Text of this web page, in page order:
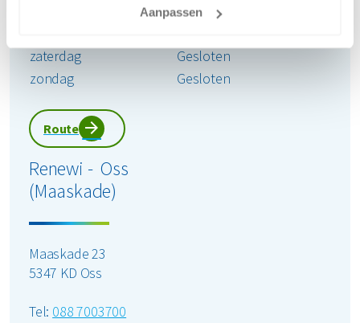
Aanpassen08:00 - 17:00
zaterdag
Gesloten
zondag
Gesloten
Route
Renewi - Oss
(Maaskade)
Maaskade 23
5347 KD Oss
Tel: 088 7003700